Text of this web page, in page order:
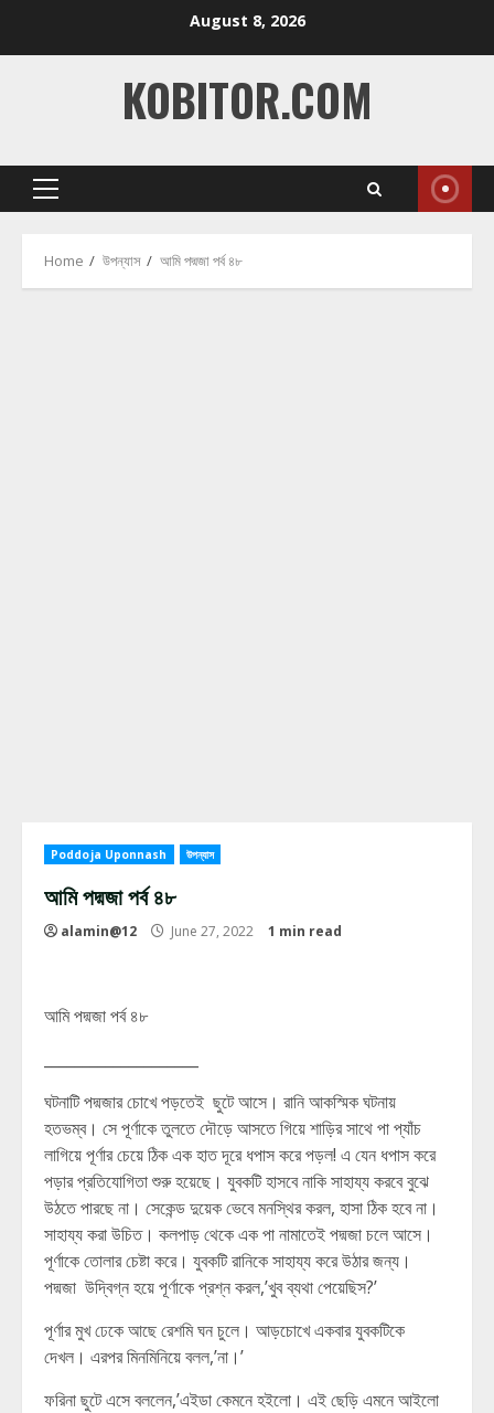
August 8, 2026
KOBITOR.COM
Primary
Home উপন্যাস আমি পদ্মজা পর্ব ৪৮
Poddoja Uponnash উপন্যাস
আমি পদ্মজা পর্ব ৪৮
alamin@12 June 27, 2022 1 min read
আমি পদ্মজা পর্ব ৪৮
ঘটনাটি পদ্মজার চোখে পড়তেই ছুটে আসে। রানি আকস্মিক ঘটনায়
হতভম্ব। সে পূর্ণাকে তুলতে দৌড়ে আসতে গিয়ে শাড়ির সাথে পা প্যাঁচ
লাগিয়ে পূর্ণার চেয়ে ঠিক এক হাত দূরে ধপাস করে পড়ল! এ যেন ধপাস করে
পড়ার প্রতিযোগিতা শুরু হয়েছে। যুবকটি হাসবে নাকি সাহায্য করবে বুঝে
উঠতে পারছে না। সেকেন্ড দুয়েক ভেবে মনস্থির করল, হাসা ঠিক হবে না।
সাহায্য করা উচিত। কলপাড় থেকে এক পা নামাতেই পদ্মজা চলে আসে।
পূর্ণাকে তোলার চেষ্টা করে। যুবকটি রানিকে সাহায্য করে উঠার জন্য।
পদ্মজা উদ্বিগ্ন হয়ে পূর্ণাকে প্রশ্ন করল,’খুব ব্যথা পেয়েছিস?’
পূর্ণার মুখ ঢেকে আছে রেশমি ঘন চুলে। আড়চোখে একবার যুবকটিকে
দেখল। এরপর মিনমিনিয়ে বলল,’না।’
ফরিনা ছুটে এসে বললেন,’এইডা কেমনে হইলো। এই ছেড়ি এমনে আইলো